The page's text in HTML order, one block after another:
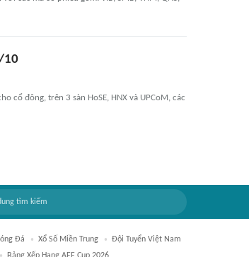
10
cổ đông, trên 3 sàn HoSE, HNX và UPCoM, các
Đá Xổ Số Miền Trung
Đội Tuyển Việt Nam